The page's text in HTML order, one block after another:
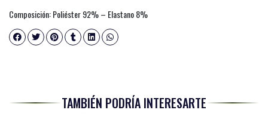
Composición: Poliéster 92% – Elastano 8%
TAMBIÉN PODRÍA INTERESARTE